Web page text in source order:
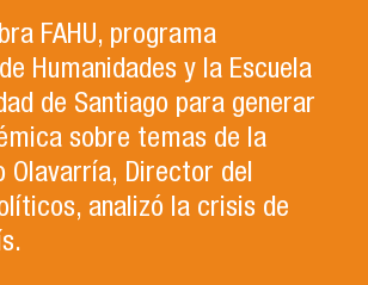
FAHU, programa
Humanidades y la Escuela
de Santiago para generar
sobre temas de la
Olavarría, Director del
analizó la crisis de